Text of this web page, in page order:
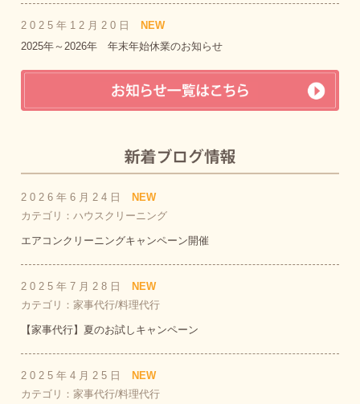
2025年12月20日
NEW
2025年～2026年 年末年始休業のお知らせ
2026年6月24日
NEW
カテゴリ：ハウスクリーニング
エアコンクリーニングキャンペーン開催
2025年7月28日
NEW
カテゴリ：家事代行/料理代行
【家事代行】夏のお試しキャンペーン
2025年4月25日
NEW
カテゴリ：家事代行/料理代行